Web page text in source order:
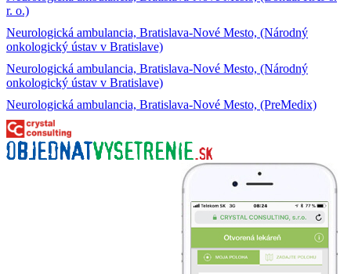
r. o.)
Neurologická ambulancia, Bratislava-Nové Mesto, (Národný
onkologický ústav v Bratislave)
Neurologická ambulancia, Bratislava-Nové Mesto, (Národný
onkologický ústav v Bratislave)
Neurologická ambulancia, Bratislava-Nové Mesto, (PreMedix)